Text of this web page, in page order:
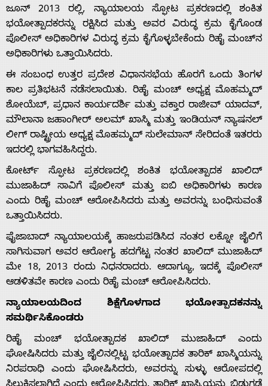
About
Us
Advertise
With
s
Contact
Us
ಜೂನ್ 2013 ರಲ್ಲಿ, ನ್ಯಾಯಾಲಯ ಸ್ಫೋಟ ಪ್ರಕರಣದಲ್ಲಿ ಶಂಕಿತ
ಭಯೋತ್ಪಾದಕರನ್ನು ರಕ್ಷಿಸಿದ ಮತ್ತು ಅವರ ವಿರುದ್ಧ ಕ್ರಮ ಕೈಗೊಂಡ
ಪೊಲೀಸ್ ಅಧಿಕಾರಿಗಳ ವಿರುದ್ಧ ಕ್ರಮ ಕೈಗೊಳ್ಳಬೇಕೆಂದು ರಿಹೈ ಮಂಚ್‌ನ
ಅಧಿಕಾರಿಗಳು ಒತ್ತಾಯಿಸಿದರು.
ಈ ಸಂಬಂಧ ಉತ್ತರ ಪ್ರದೇಶ ವಿಧಾನಸಭೆಯ ಹೊರಗೆ ಒಂದು ತಿಂಗಳ
ಕಾಲ ಪ್ರತಿಭಟನೆ ನಡೆಸಲಾಯಿತು. ರಿಹೈ ಮಂಚ್ ಅಧ್ಯಕ್ಷ ಮೊಹಮ್ಮದ್
ಶೋಯೆಬ್, ಪ್ರಧಾನ ಕಾರ್ಯದರ್ಶಿ ಮತ್ತು ವಕ್ತಾರ ರಾಜೀವ್ ಯಾದವ್,
ಮೌಲಾನಾ ಜಹಾಂಗೀರ್ ಅಲಮ್ ಖಾಸ್ಮಿ ಮತ್ತು ಇಂಡಿಯನ್ ನ್ಯಾಷನಲ್
ಲೀಗ್ ರಾಷ್ಟ್ರೀಯ ಅಧ್ಯಕ್ಷ ಮೊಹಮ್ಮದ್ ಸುಲೇಮಾನ್ ಸೇರಿದಂತೆ ಇತರರು
ಇದರಲ್ಲಿ ಭಾಗವಹಿಸಿದ್ದರು.
ಕೋರ್ಟ್ ಸ್ಫೋಟ ಪ್ರಕರಣದಲ್ಲಿ ಶಂಕಿತ ಭಯೋತ್ಪಾದಕ ಖಾಲಿದ್
ಮುಜಾಹಿದ್ ಸಾವಿಗೆ ಪೊಲೀಸ್ ಮತ್ತು ಐಬಿ ಅಧಿಕಾರಿಗಳು ಕಾರಣ
ಎಂದು ರಿಹೈ ಮಂಚ್ ಆರೋಪಿಸಿದರು ಮತ್ತು ಅವರನ್ನು ಬಂಧಿಸುವಂತೆ
ಒತ್ತಾಯಿಸಿದರು.
ಫೈಜಾಬಾದ್ ನ್ಯಾಯಾಲಯಕ್ಕೆ ಹಾಜರುಪಡಿಸಿದ ನಂತರ ಲಕ್ನೋ ಜೈಲಿಗೆ
ಸಾಗಿಸುವಾಗ ಅವರ ಆರೋಗ್ಯ ಹದಗೆಟ್ಟ ನಂತರ ಖಾಲಿದ್ ಮುಜಾಹಿದ್
ಮೇ 18, 2013 ರಂದು ನಿಧನರಾದರು. ಆದಾಗ್ಯೂ, ಇದಕ್ಕೆ ಪೊಲೀಸ್
ಆಡಳಿತವೇ ಕಾರಣ ಎಂದು ರಿಹೈ ಮಂಚ್ ಆರೋಪಿಸಿದರು.
ನ್ಯಾಯಾಲಯದಿಂದ ಶಿಕ್ಷೆಗೊಳಗಾದ ಭಯೋತ್ಪಾದಕನನ್ನು
ಸಮರ್ಥಿಸಿಕೊಂಡರು
ರಿಹೈ ಮಂಚ್ ಭಯೋತ್ಪಾದಕ ಖಾಲಿದ್ ಮುಜಾಹಿದ್ ಎಂದು
ಘೋಷಿಸಿದರು ಮತ್ತು ಜೈಲಿನಲ್ಲಿಟ್ಟ ಭಯೋತ್ಪಾದಕ ತಾರಿಕ್ ಖಾಸ್ಮಿಯನ್ನು
ನಿರಪರಾಧಿ ಎಂದು ಘೋಷಿಸಿದರು, ಅವರನ್ನು ಸುಳ್ಳು ಆರೋಪದಲ್ಲಿ